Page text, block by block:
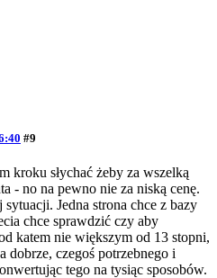
#9
kroku słychać żeby za wszelką
- no na pewno nie za niską cenę.
sytuacji. Jedna strona chce z bazy
chce sprawdzić czy aby
katem nie większym od 13 stopni,
dobrze, czegoś potrzebnego i
tego na tysiąc sposobów.